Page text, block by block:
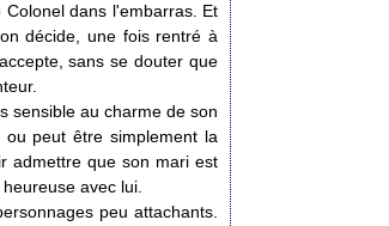
dans l'embarras. Et
décide, une fois rentré à
sans se douter que
sensible au charme de son
peut être simplement la
admettre que son mari est
avec lui.
peu attachants.